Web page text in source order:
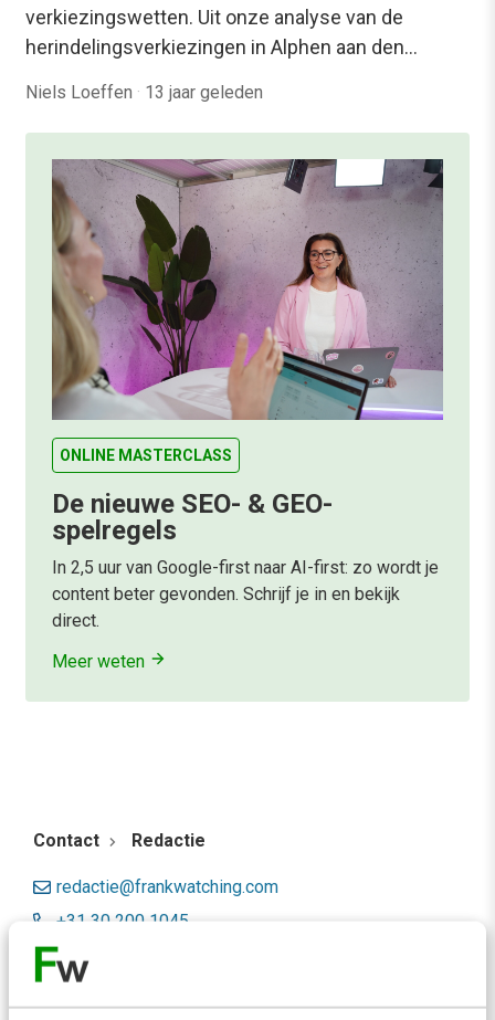
verkiezingswetten. Uit onze analyse van de
herindelingsverkiezingen in Alphen aan den…
Niels Loeffen · 13 jaar geleden
ONLINE MASTERCLASS
De nieuwe SEO- & GEO-
spelregels
In 2,5 uur van Google-first naar AI-first: zo wordt je
content beter gevonden. Schrijf je in en bekijk
direct.
Meer weten
Contact Redactie
redactie@frankwatching.com
+31 30 200 1045
Tarieven
Meer contactopties